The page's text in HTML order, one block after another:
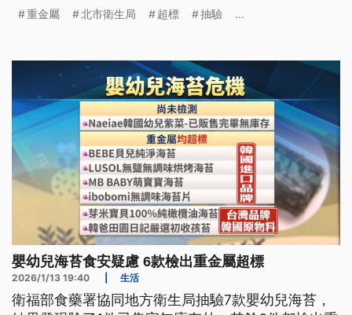
重金屬 北市衛生局 超標 抽驗 ...
嬰幼兒海苔食安疑慮 6款檢出重金屬超標
2026/1/13 19:40 生活
衛福部食藥署協同地方衛生局抽驗7款嬰幼兒海苔，